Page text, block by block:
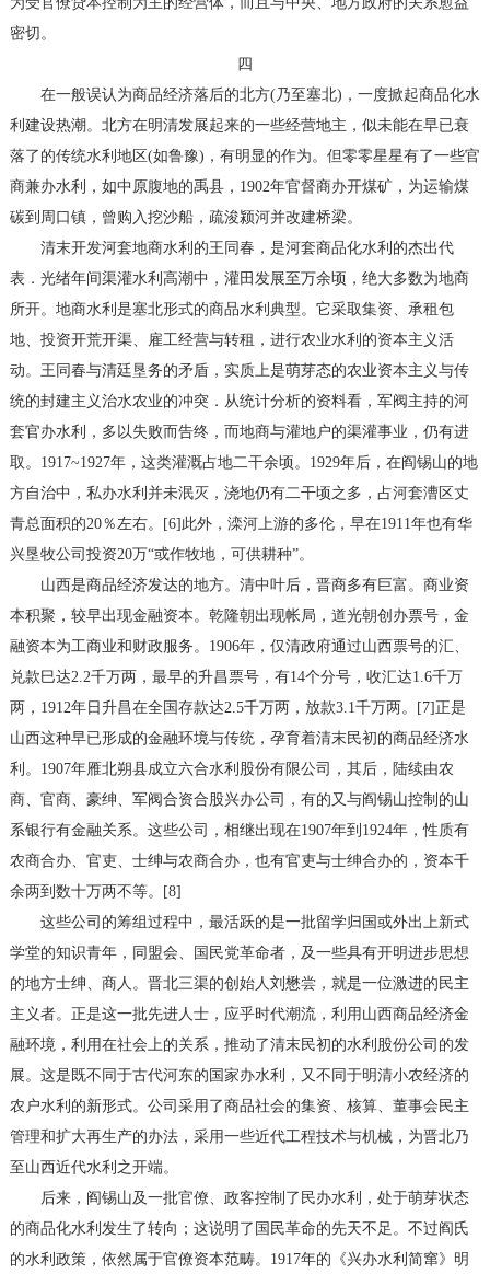
密切。
四
在一般误认为商品经济落后的北方(乃至塞北)，一度掀起商品化水
利建设热潮。北方在明清发展起来的一些经营地主，似未能在早已衰
落了的传统水利地区(如鲁豫)，有明显的作为。但零零星星有了一些官
商兼办水利，如中原腹地的禹县，1902年官督商办开煤矿，为运输煤
碳到周口镇，曾购入挖沙船，疏浚颍河并改建桥梁。
清末开发河套地商水利的王同春，是河套商品化水利的杰出代
表．光绪年间渠灌水利高潮中，灌田发展至万余顷，绝大多数为地商
所开。地商水利是塞北形式的商品水利典型。它采取集资、承租包
地、投资开荒开渠、雇工经营与转租，进行农业水利的资本主义活
动。王同春与清廷垦务的矛盾，实质上是萌芽态的农业资本主义与传
统的封建主义治水农业的冲突．从统计分析的资料看，军阀主持的河
套官办水利，多以失败而告终，而地商与灌地户的渠灌事业，仍有进
取。1917~1927年，这类灌溉占地二干余顷。1929年后，在阎锡山的地
方自治中，私办水利并未泯灭，浇地仍有二干顷之多，占河套漕区丈
青总面积的20％左右。[6]此外，滦河上游的多伦，早在1911年也有华
兴垦牧公司投资20万“或作牧地，可供耕种”。
山西是商品经济发达的地方。清中叶后，晋商多有巨富。商业资
本积聚，较早出现金融资本。乾隆朝出现帐局，道光朝创办票号，金
融资本为工商业和财政服务。1906年，仅清政府通过山西票号的汇、
兑款巳达2.2千万两，最早的升昌票号，有14个分号，收汇达1.6千万
两，1912年日升昌在全国存款达2.5千万两，放款3.1千万两。[7]正是
山西这种早已形成的金融环境与传统，孕育着清末民初的商品经济水
利。1907年雁北朔县成立六合水利股份有限公司，其后，陆续由农
商、官商、豪绅、军阀合资合股兴办公司，有的又与阎锡山控制的山
系银行有金融关系。这些公司，相继出现在1907年到1924年，性质有
农商合办、官吏、士绅与农商合办，也有官吏与士绅合办的，资本千
余两到数十万两不等。[8]
这些公司的筹组过程中，最活跃的是一批留学归国或外出上新式
学堂的知识青年，同盟会、国民党革命者，及一些具有开明进步思想
的地方士绅、商人。晋北三渠的创始人刘懋尝，就是一位激进的民主
主义者。正是这一批先进人士，应乎时代潮流，利用山西商品经济金
融环境，利用在社会上的关系，推动了清末民初的水利股份公司的发
展。这是既不同于古代河东的国家办水利，又不同于明清小农经济的
农户水利的新形式。公司采用了商品社会的集资、核算、董事会民主
管理和扩大再生产的办法，采用一些近代工程技术与机械，为晋北乃
至山西近代水利之开端。
后来，阎锡山及一批官僚、政客控制了民办水利，处于萌芽状态
的商品化水利发生了转向；这说明了国民革命的先天不足。不过阎氏
的水利政策，依然属于官僚资本范畴。1917年的《兴办水利简窜》明